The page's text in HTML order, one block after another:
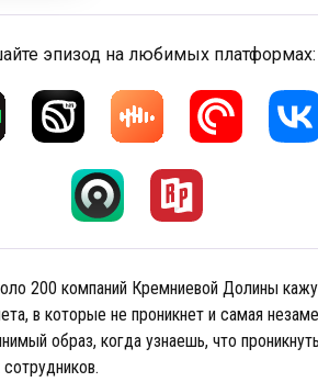
эпизод на любимых платформах:
200 компаний Кремниевой Долины
в которые не проникнет и самая
образ, когда узнаешь, что